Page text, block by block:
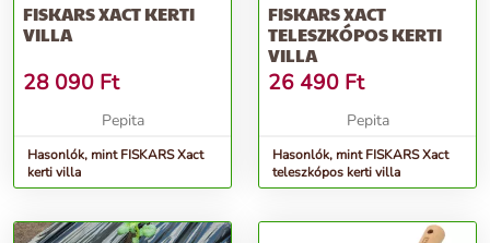
FISKARS XACT KERTI
VILLA
28 090 Ft
Pepita
Hasonlók, mint FISKARS Xact
kerti villa
FISKARS XACT
TELESZKÓPOS KERTI
VILLA
26 490 Ft
Pepita
Hasonlók, mint FISKARS Xact
teleszkópos kerti villa